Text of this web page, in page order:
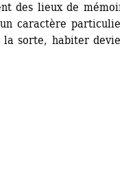
des lieux de
caractère
sorte, habiter